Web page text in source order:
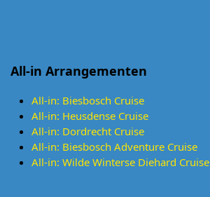
All-in Arrangementen
All-in: Biesbosch Cruise
All-in: Heusdense Cruise
All-in: Dordrecht Cruise
All-in: Biesbosch Adventure Cruise
All-in: Wilde Winterse Diehard Cruise